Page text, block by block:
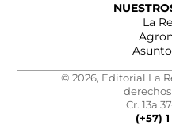
La
© 2026, Editorial La
Cr. 13a
(+57)